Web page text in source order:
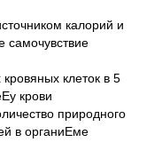
калорий и
самочувствие
клеток в 5
крови
природного
в органиЕме